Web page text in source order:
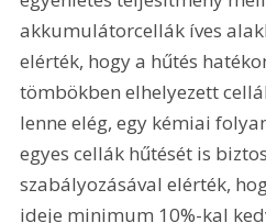
akkumulátorcellák íves
elérték, hogy a hűtés
tömbökben elhelyezett
lenne elég, egy kémiai
egyes cellák hűtését is
szabályozásával elérték,
ideje minimum 10%-kal